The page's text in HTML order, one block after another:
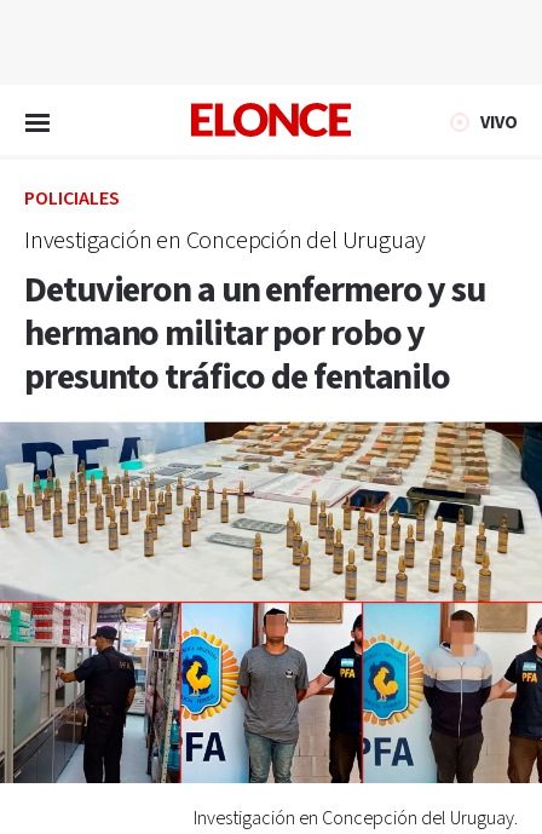
VIVO
POLICIALES
Investigación en Concepción del Uruguay
Detuvieron a un enfermero y su
hermano militar por robo y
presunto tráfico de fentanilo
Investigación en Concepción del Uruguay.